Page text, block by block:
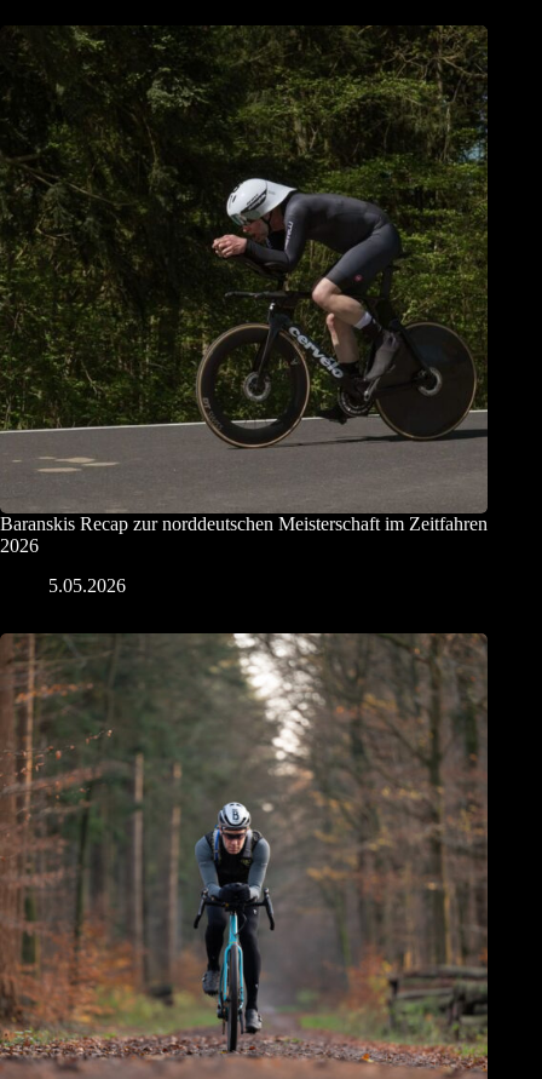
Baranskis Recap zur norddeutschen Meisterschaft im Zeitfahren
2026
5.05.2026